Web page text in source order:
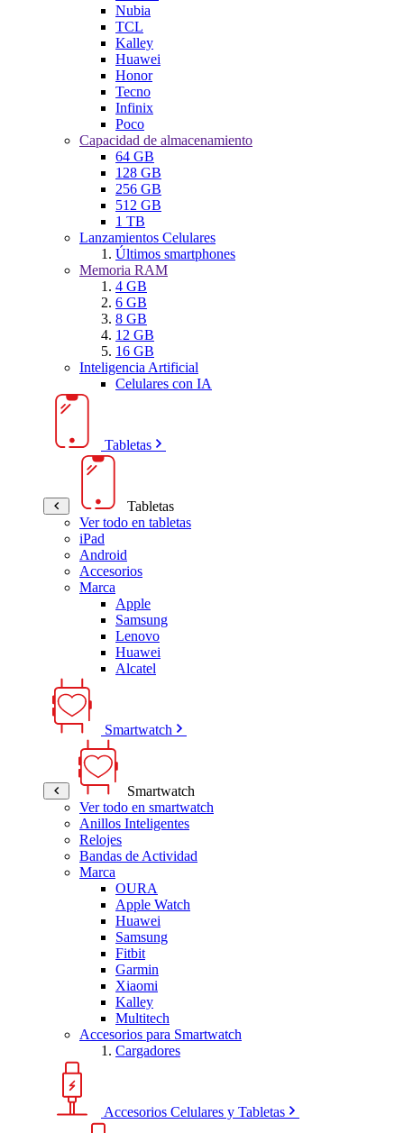
Nubia
TCL
Kalley
Huawei
Honor
Tecno
Infinix
Poco
Capacidad de almacenamiento
64 GB
128 GB
256 GB
512 GB
1 TB
Lanzamientos Celulares
Últimos smartphones
Memoria RAM
4 GB
6 GB
8 GB
12 GB
16 GB
Inteligencia Artificial
Celulares con IA
Tabletas
Tabletas
Ver todo en tabletas
iPad
Android
Accesorios
Marca
Apple
Samsung
Lenovo
Huawei
Alcatel
Smartwatch
Smartwatch
Ver todo en smartwatch
Anillos Inteligentes
Relojes
Bandas de Actividad
Marca
OURA
Apple Watch
Huawei
Samsung
Fitbit
Garmin
Xiaomi
Kalley
Multitech
Accesorios para Smartwatch
Cargadores
Accesorios Celulares y Tabletas